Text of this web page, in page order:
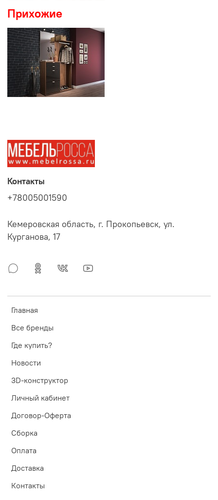
Прихожие
Главная
Все бренды
Где купить?
Новости
3D-конструктор
Личный кабинет
Договор-Оферта
Сборка
Оплата
Доставка
Контакты
Контакты
+78005001590
Кемеровская область, г. Прокопьевск, ул.
Курганова, 17